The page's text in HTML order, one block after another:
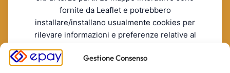
Gestione Consenso
fornite da Leaflet e potrebbero
installare/installano usualmente cookies per
rilevare informazioni e preferenze relative al
RIFIUTO
ACCONSENTO